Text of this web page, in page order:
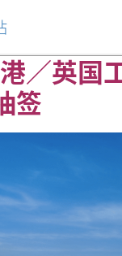
／英国
签